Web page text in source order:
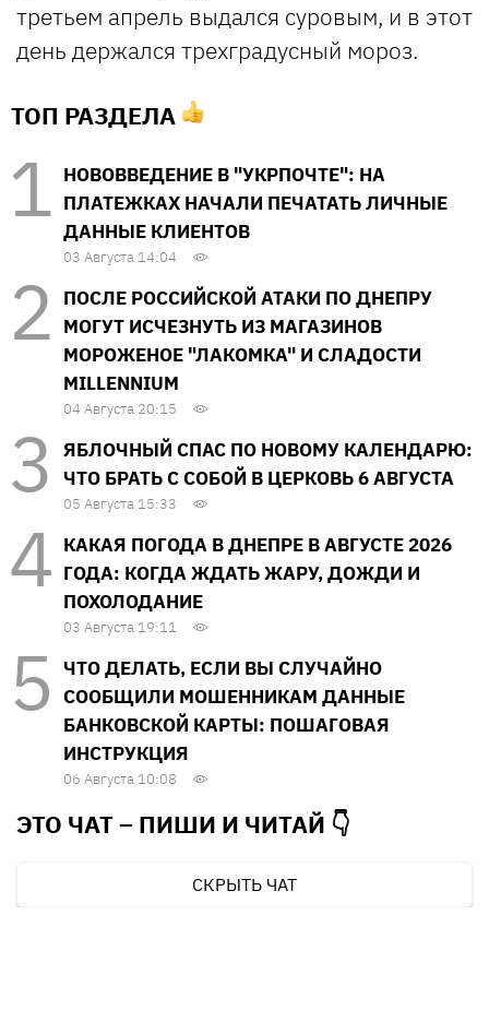
третьем апрель выдался суровым, и в этот
день держался трехградусный мороз.
ТОП РАЗДЕЛА
НОВОВВЕДЕНИЕ В "УКРПОЧТЕ": НА
ПЛАТЕЖКАХ НАЧАЛИ ПЕЧАТАТЬ ЛИЧНЫЕ
ДАННЫЕ КЛИЕНТОВ
03 Августа 14:04
ПОСЛЕ РОССИЙСКОЙ АТАКИ ПО ДНЕПРУ
МОГУТ ИСЧЕЗНУТЬ ИЗ МАГАЗИНОВ
МОРОЖЕНОЕ "ЛАКОМКА" И СЛАДОСТИ
MILLENNIUM
04 Августа 20:15
ЯБЛОЧНЫЙ СПАС ПО НОВОМУ КАЛЕНДАРЮ:
ЧТО БРАТЬ С СОБОЙ В ЦЕРКОВЬ 6 АВГУСТА
05 Августа 15:33
КАКАЯ ПОГОДА В ДНЕПРЕ В АВГУСТЕ 2026
ГОДА: КОГДА ЖДАТЬ ЖАРУ, ДОЖДИ И
ПОХОЛОДАНИЕ
03 Августа 19:11
ЧТО ДЕЛАТЬ, ЕСЛИ ВЫ СЛУЧАЙНО
СООБЩИЛИ МОШЕННИКАМ ДАННЫЕ
БАНКОВСКОЙ КАРТЫ: ПОШАГОВАЯ
ИНСТРУКЦИЯ
06 Августа 10:08
ЭТО ЧАТ – ПИШИ И ЧИТАЙ 👇
СКРЫТЬ ЧАТ